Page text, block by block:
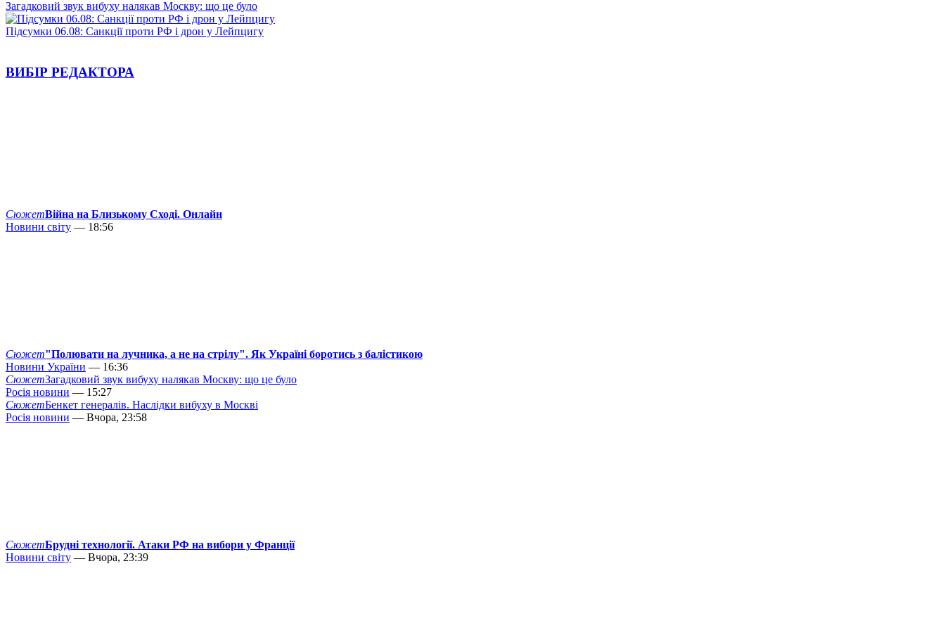
Загадковий звук вибуху налякав Москву: що це було
Підсумки 06.08: Санкції проти РФ і дрон у Лейпцигу
ВИБІР РЕДАКТОРА
СюжетВійна на Близькому Сході. Онлайн
Новини світу — 18:56
Сюжет"Полювати на лучника, а не на стрілу". Як Україні боротись з балістикою
Новини України — 16:36
СюжетЗагадковий звук вибуху налякав Москву: що це було
Росія новини — 15:27
СюжетБенкет генералів. Наслідки вибуху в Москві
Росія новини — Вчора, 23:58
СюжетБрудні технології. Атаки РФ на вибори у Франції
Новини світу — Вчора, 23:39